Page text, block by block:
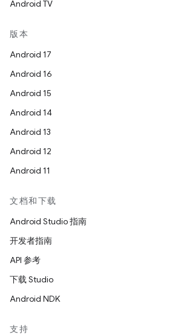
Android TV
版本
Android 17
Android 16
Android 15
Android 14
Android 13
Android 12
Android 11
文档和下载
Android Studio 指南
开发者指南
API 参考
下载 Studio
Android NDK
支持